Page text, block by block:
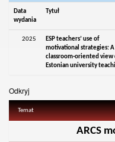
Data
wydania
Tytuł
2025
ESP teachers’ use of
motivational strategies: A
classroom-oriented view
Estonian university
Odkryj
Temat
ARCS